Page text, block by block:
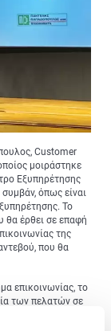
Customer
μοιράστηκε
Εξυπηρέτησης
όπως είναι
Το
θα έρθει σε επαφή
της
που θα
επικοινωνίας, το
των πελατών σε